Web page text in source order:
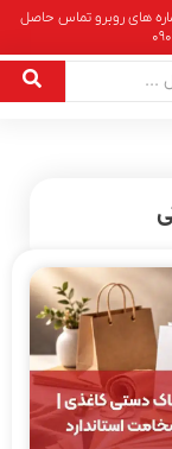
های روبرو تماس حاصل